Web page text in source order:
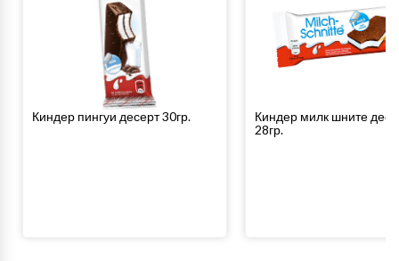
Киндер пингуи десерт 30гр.
Киндер милк шните
28гр.